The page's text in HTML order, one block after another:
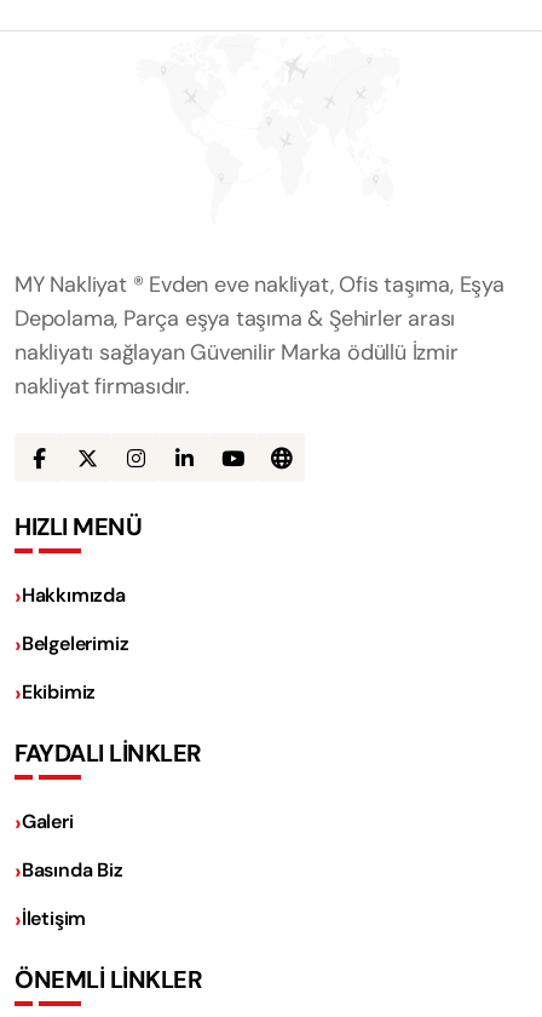
MY Nakliyat ® Evden eve nakliyat, Ofis taşıma, Eşya
Depolama, Parça eşya taşıma & Şehirler arası
nakliyatı sağlayan Güvenilir Marka ödüllü İzmir
nakliyat firmasıdır.
HIZLI MENÜ
Hakkımızda
Belgelerimiz
Ekibimiz
FAYDALI LİNKLER
Galeri
Basında Biz
İletişim
ÖNEMLİ LİNKLER